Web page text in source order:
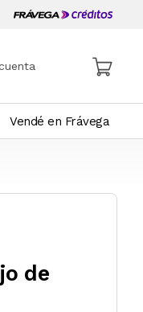
Vendé en Frávega
de